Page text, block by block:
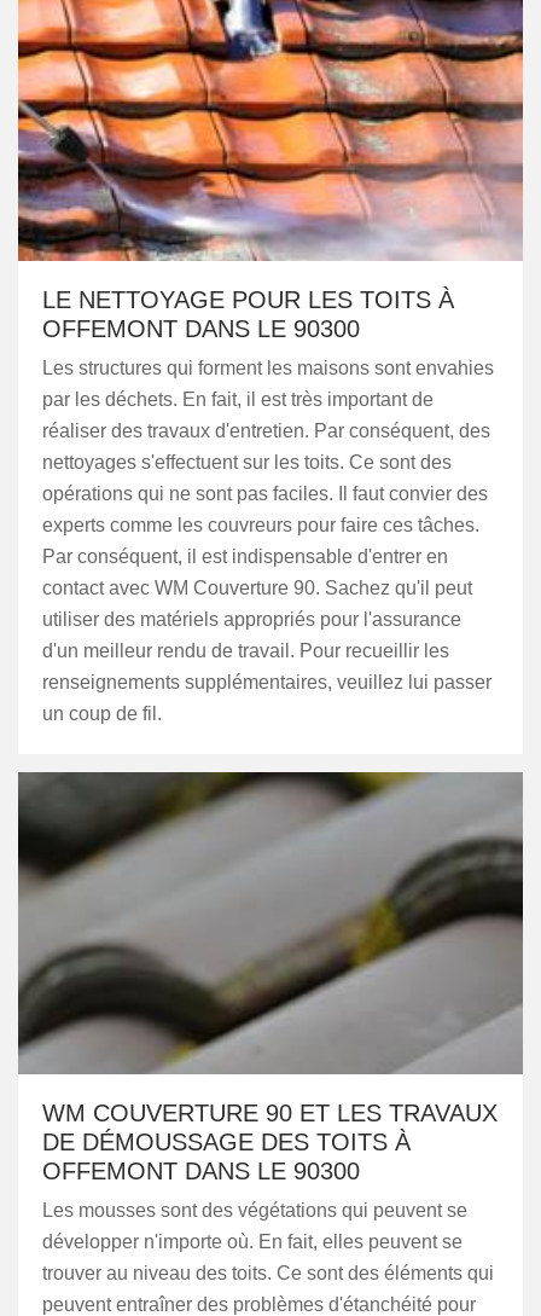
LE NETTOYAGE POUR LES TOITS À
OFFEMONT DANS LE 90300
Les structures qui forment les maisons sont envahies
par les déchets. En fait, il est très important de
réaliser des travaux d'entretien. Par conséquent, des
nettoyages s'effectuent sur les toits. Ce sont des
opérations qui ne sont pas faciles. Il faut convier des
experts comme les couvreurs pour faire ces tâches.
Par conséquent, il est indispensable d'entrer en
contact avec WM Couverture 90. Sachez qu'il peut
utiliser des matériels appropriés pour l'assurance
d'un meilleur rendu de travail. Pour recueillir les
renseignements supplémentaires, veuillez lui passer
un coup de fil.
WM COUVERTURE 90 ET LES TRAVAUX
DE DÉMOUSSAGE DES TOITS À
OFFEMONT DANS LE 90300
Les mousses sont des végétations qui peuvent se
développer n'importe où. En fait, elles peuvent se
trouver au niveau des toits. Ce sont des éléments qui
peuvent entraîner des problèmes d'étanchéité pour